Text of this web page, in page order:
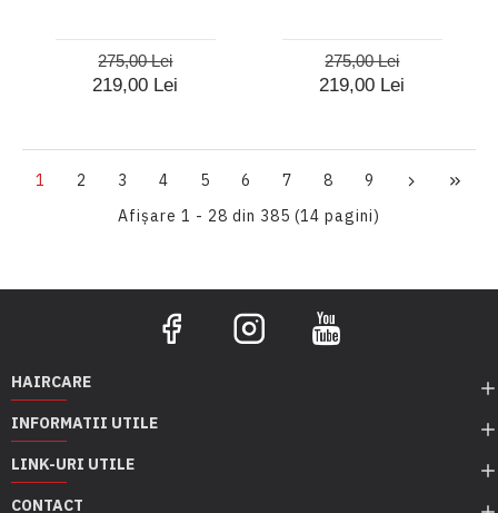
219,00 Lei
275,00 Lei
219,00 Lei
275,00 Lei
1 2 3 4 5 6 7 8
9
Afişare 1 - 28 din 385 (14 pagini)
HAIRCARE
INFORMATII UTILE
LINK-URI UTILE
CONTACT